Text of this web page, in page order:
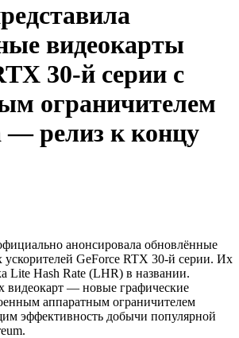
видеокарты
30-й серии с
ограничителем
— релиз к концу
анонсировала обновлённые
ускорителей GeForce RTX 30-й серии. Их
Lite Hash Rate (LHR) в названии.
видеокарт — новые графические
аппаратным ограничителем
эффективность добычи популярной